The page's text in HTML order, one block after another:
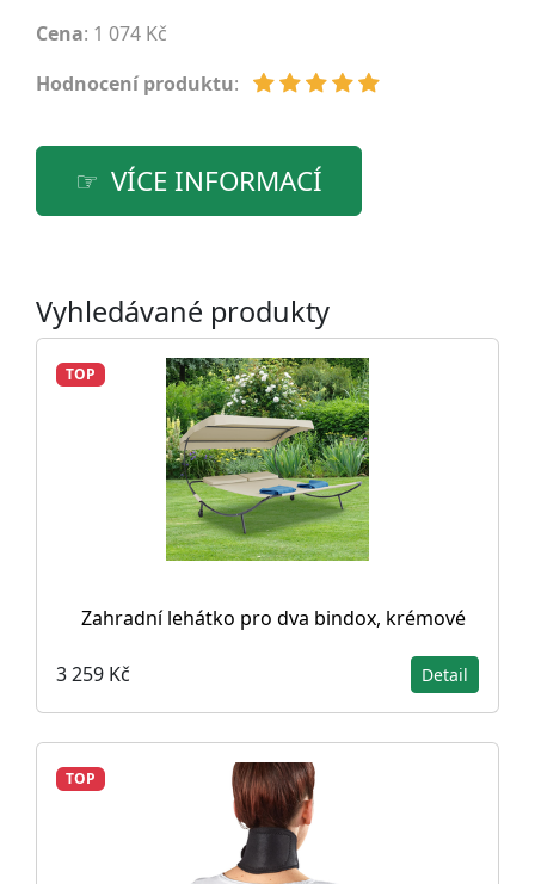
Cena: 1 074 Kč
Hodnocení produktu:
VÍCE INFORMACÍ
Vyhledávané produkty
TOP
Zahradní lehátko pro dva bindox, krémové
3 259 Kč Detail
TOP